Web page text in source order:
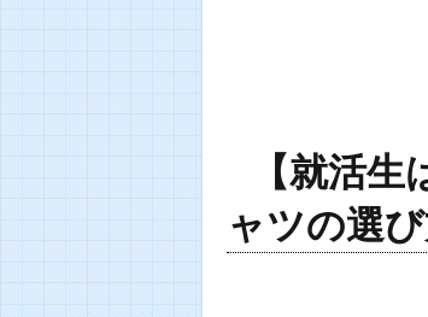
【就活
ャツの選